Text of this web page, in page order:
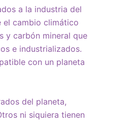
a la industria del
el cambio climático
y carbón mineral que
e industrializados.
con un planeta
del planeta,
ni siquiera tienen